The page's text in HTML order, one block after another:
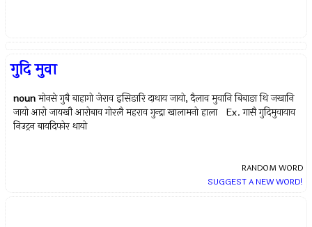
गुदि मुवा
noun मोनसे गुबै बाहागो जेराव इसिङारि दाथाय जायो, दैलाव मुवानि बिबाङा थि जखानि
जायो आरो जायखौ आरोबाव गोरलै महराव गुन्द्रा खालामनो हाला Ex.गासै गुदिमुवायाव
निउट्रन बायदिफोर थायो
RANDOM WORD
SUGGEST A NEW WORD!